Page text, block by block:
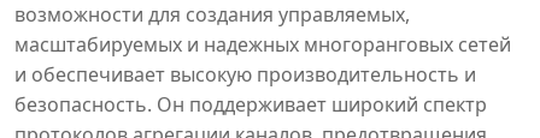
возможности для создания управляемых,
масштабируемых и надежных многоранговых сетей
и обеспечивает высокую производительность и
безопасность. Он поддерживает широкий спектр